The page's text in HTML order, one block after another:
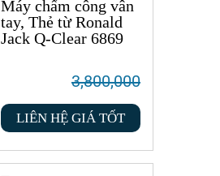
Máy chấm công vân
tay, Thẻ từ Ronald
Jack Q-Clear 6869
3,800,000
LIÊN HỆ GIÁ TỐT